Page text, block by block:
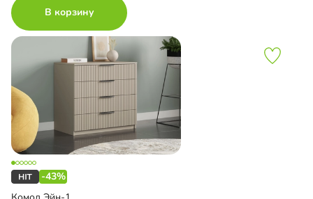
В корзину
-43%